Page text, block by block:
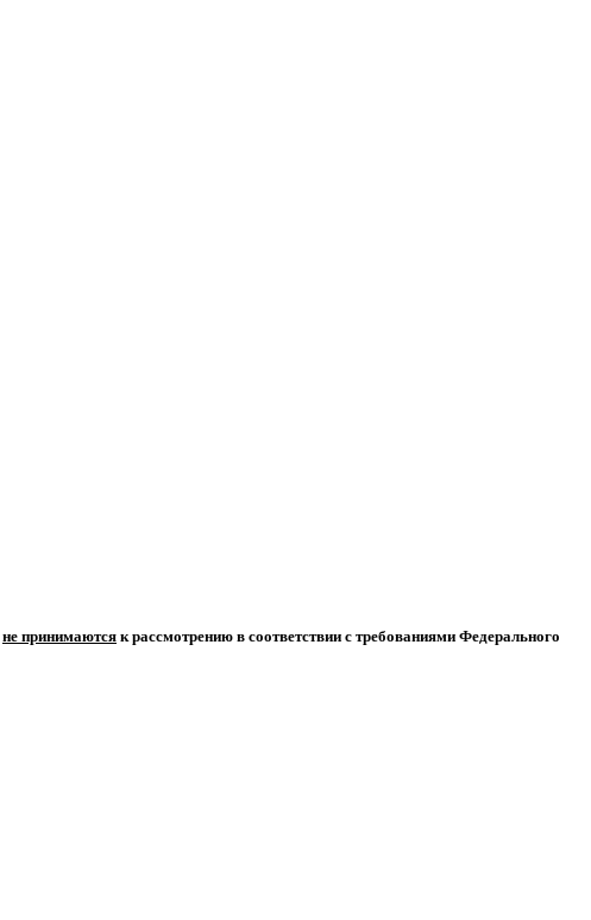
не принимаются к рассмотрению в соответствии с требованиями Федерального